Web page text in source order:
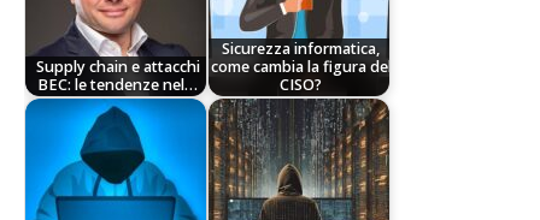
Supply chain e attacchi
BEC: le tendenze nel…
Sicurezza informatica,
come cambia la figura del
CISO?